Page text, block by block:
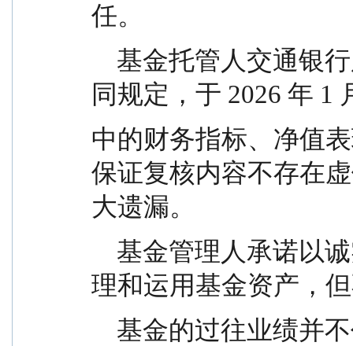
任。
同规定，于 2026 年 1
中的财务指标、净值
保证复核内容不存在
大遗漏。
理和运用基金资产，